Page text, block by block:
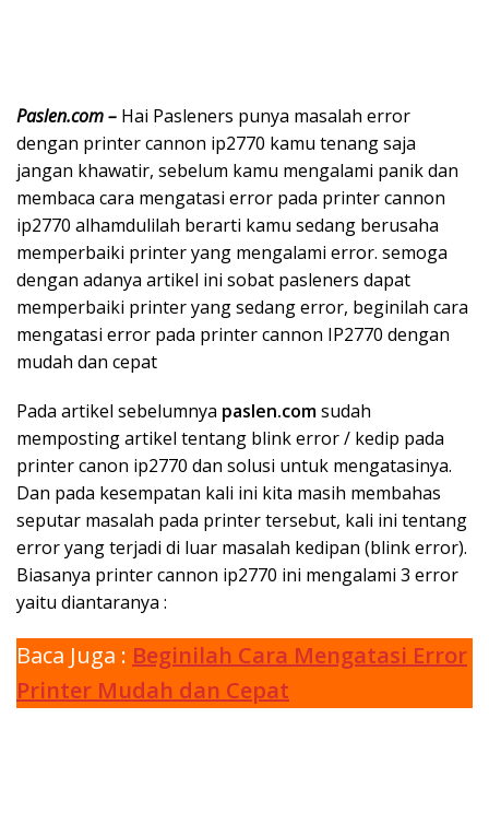
Paslen.com – Hai Pasleners punya masalah error
dengan printer cannon ip2770 kamu tenang saja
jangan khawatir, sebelum kamu mengalami panik dan
membaca cara mengatasi error pada printer cannon
ip2770 alhamdulilah berarti kamu sedang berusaha
memperbaiki printer yang mengalami error. semoga
dengan adanya artikel ini sobat pasleners dapat
memperbaiki printer yang sedang error, beginilah cara
mengatasi error pada printer cannon IP2770 dengan
mudah dan cepat
Pada artikel sebelumnya paslen.comsudah
memposting artikel tentang blink error / kedip pada
printer canon ip2770 dan solusi untuk mengatasinya.
Dan pada kesempatan kali ini kita masih membahas
seputar masalah pada printer tersebut, kali ini tentang
error yang terjadi di luar masalah kedipan (blink error).
Biasanya printer cannon ip2770 ini mengalami 3 error
yaitu diantaranya :
Baca Juga : Beginilah Cara Mengatasi Error
Printer Mudah dan Cepat